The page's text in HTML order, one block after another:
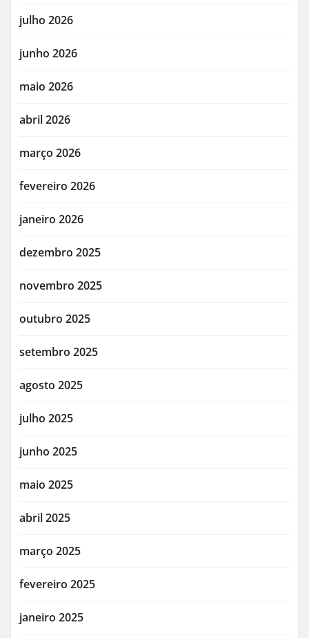
julho 2026
junho 2026
maio 2026
abril 2026
março 2026
fevereiro 2026
janeiro 2026
dezembro 2025
novembro 2025
outubro 2025
setembro 2025
agosto 2025
julho 2025
junho 2025
maio 2025
abril 2025
março 2025
fevereiro 2025
janeiro 2025